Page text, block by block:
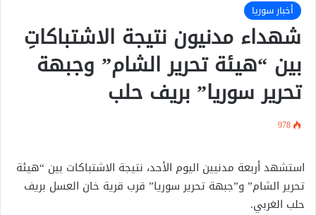
أخبار سوريا
شهداء مدنيون نتيجة الاشتباكاتِ
بين “هيئة تحرير الشام” وجبهة
تحرير سوريا” بريف حلب
978
استشهد أربعة مدنيين اليوم الأحد، نتيجة الاشتباكات بين “هيئة
تحرير الشام” و”جبهة تحرير سوريا” قرب قرية خان العسل بريف
حلب الغربي.